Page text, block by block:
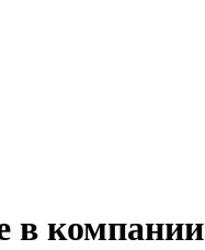
в компании